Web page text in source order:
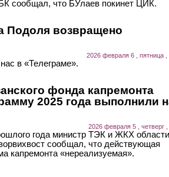
сообщал, что БУлаев покинет ЦИК.
Подоля возвращено
2026 февраля 6 , пятница ,
в «Телеграме».
фонда капремонта
2025 года выполнили
2026 февраля 5 , четверг ,
года министр ТЭК и ЖКХ области
сообщал, что действующая
капремонта «нереализуемая».